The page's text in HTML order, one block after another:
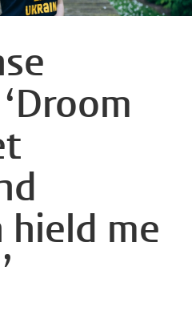
hield me